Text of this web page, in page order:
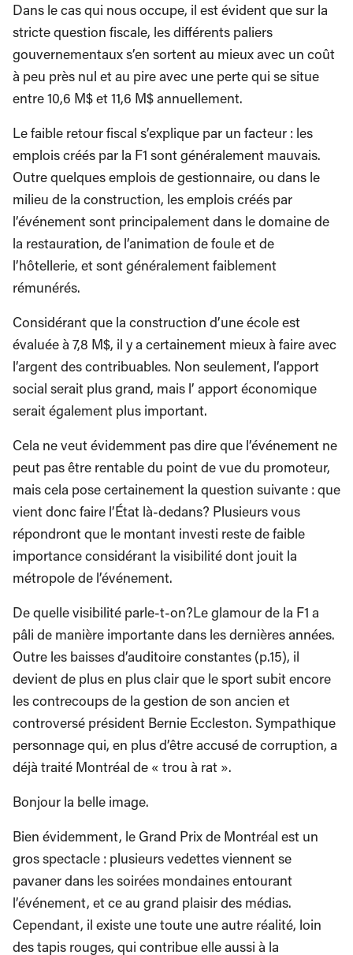
Dans le cas qui nous occupe, il est évident que sur la
stricte question fiscale, les différents paliers
gouvernementaux s’en sortent au mieux avec un coût
à peu près nul et au pire avec une perte qui se situe
entre 10,6 M$ et 11,6 M$ annuellement.
Le faible retour fiscal s’explique par un facteur : les
emplois créés par la F1 sont généralement mauvais.
Outre quelques emplois de gestionnaire, ou dans le
milieu de la construction, les emplois créés par
l’événement sont principalement dans le domaine de
la restauration, de l’animation de foule et de
l’hôtellerie, et sont généralement faiblement
rémunérés.
Considérant que la construction d’une école est
évaluée à 7,8 M$, il y a certainement mieux à faire avec
l’argent des contribuables. Non seulement, l’apport
social serait plus grand, mais l’ apport économique
serait également plus important.
Cela ne veut évidemment pas dire que l’événement ne
peut pas être rentable du point de vue du promoteur,
mais cela pose certainement la question suivante : que
vient donc faire l’État là-dedans? Plusieurs vous
répondront que le montant investi reste de faible
importance considérant la visibilité dont jouit la
métropole de l’événement.
De quelle visibilité parle-t-on?Le glamour de la F1 a
pâli de manière importante dans les dernières années.
Outre les baisses d’auditoire constantes (p.15), il
devient de plus en plus clair que le sport subit encore
les contrecoups de la gestion de son ancien et
controversé président Bernie Eccleston. Sympathique
personnage qui, en plus d’être accusé de corruption, a
déjà traité Montréal de « trou à rat ».
Bonjour la belle image.
Bien évidemment, le Grand Prix de Montréal est un
gros spectacle : plusieurs vedettes viennent se
pavaner dans les soirées mondaines entourant
l’événement, et ce au grand plaisir des médias.
Cependant, il existe une toute une autre réalité, loin
des tapis rouges, qui contribue elle aussi à la